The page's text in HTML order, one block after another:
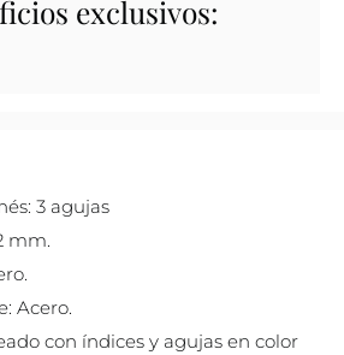
exclusivos:
3 agujas
mm.
Acero.
con índices y agujas en color